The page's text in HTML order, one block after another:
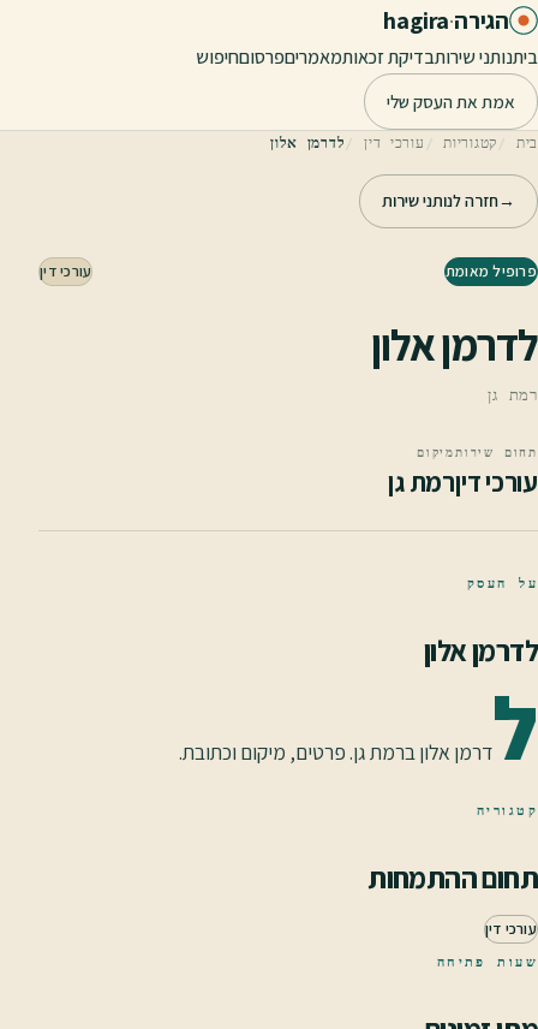
דלג לתוכן הראשי
הגירה·
hagira
ביתנותני שירותבדיקת זכאותמאמריםפרסוםחיפוש
אמת את העסק שלי
בית קטגוריות עורכי דין לדרמן אלון
→חזרה לנותני שירות
פרופיל מאומת עורכי דין
לדרמן אלון
רמת גן
תחום שירות
עורכי דין
מיקום
רמת גן
על העסק
לדרמן אלון
לדרמן אלון ברמת גן. פרטים, מיקום וכתובת.
קטגוריה
תחום ההתמחות
עורכי דין
שעות פתיחה